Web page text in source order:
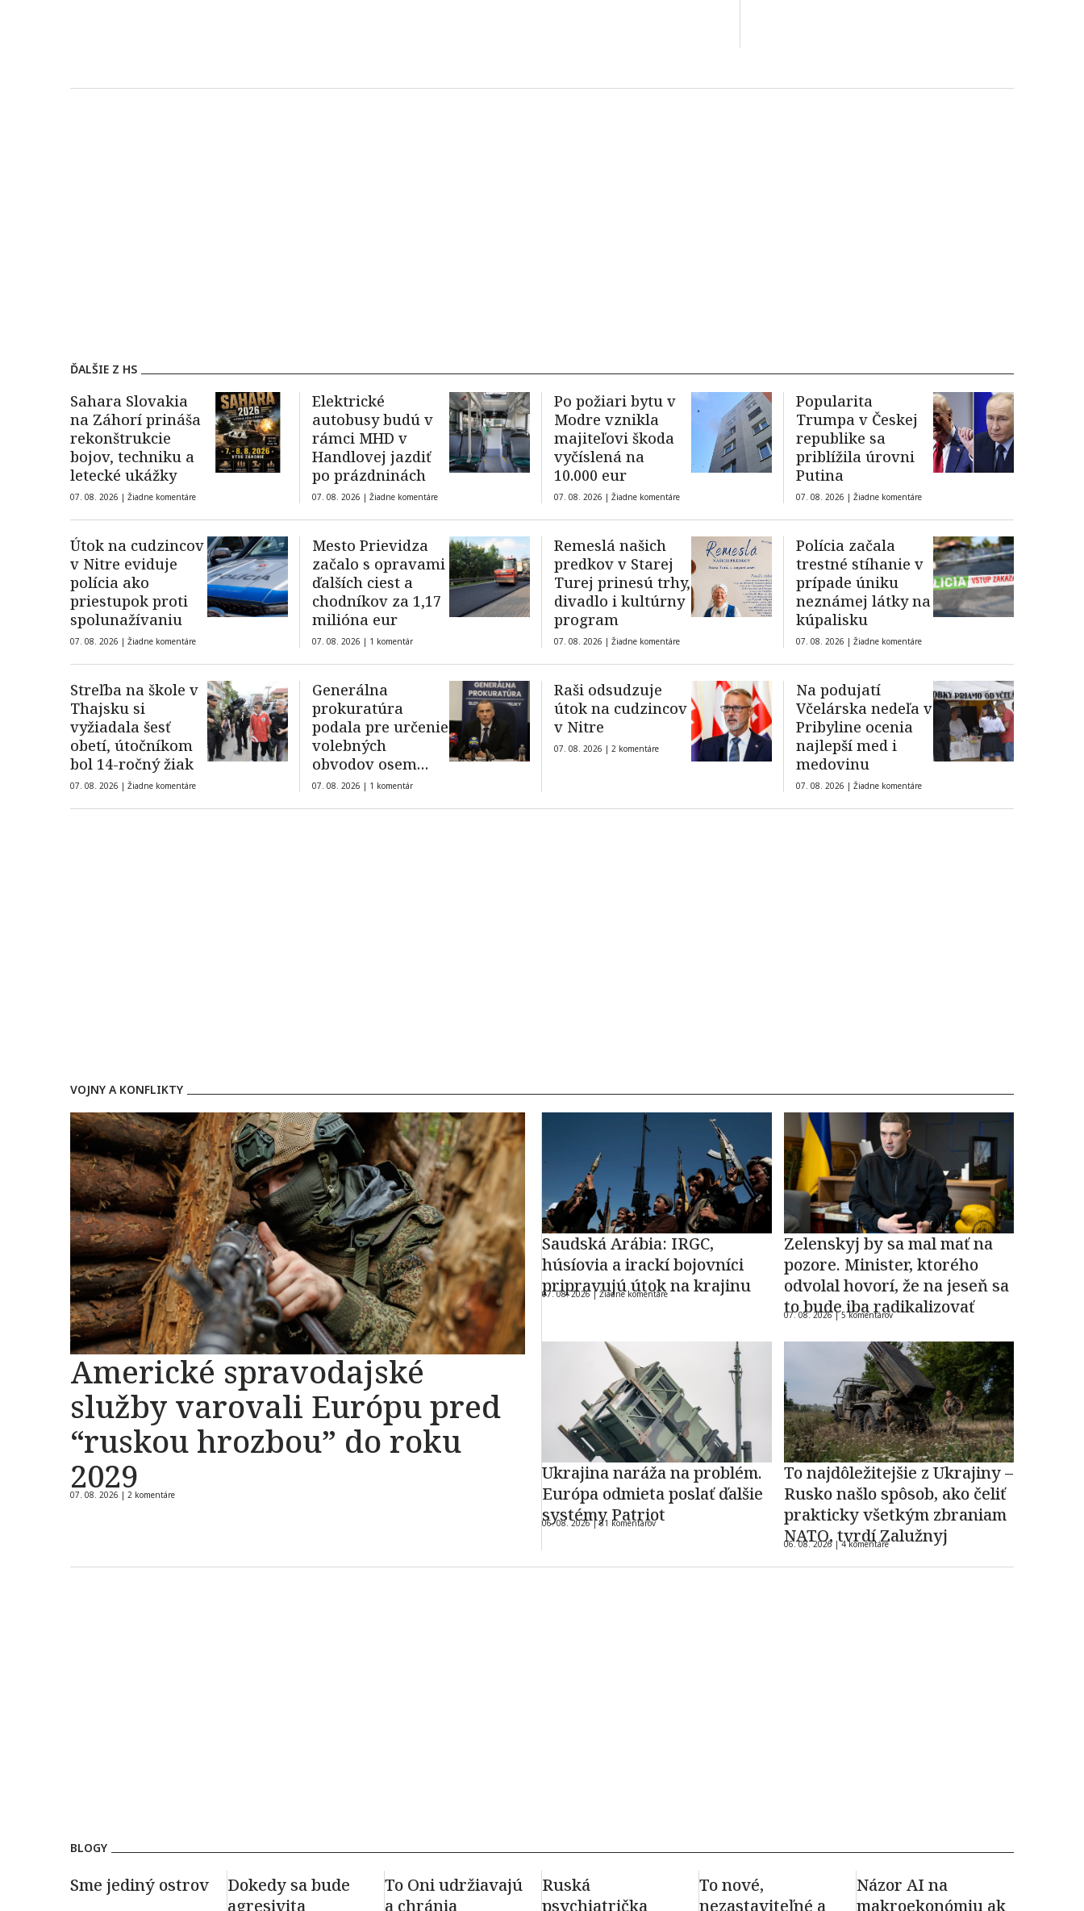
ĎALŠIE Z HS
Sahara Slovakia
na Záhorí prináša
rekonštrukcie
bojov, techniku a
letecké ukážky
07. 08. 2026 | Žiadne komentáre
Elektrické
autobusy budú v
rámci MHD v
Handlovej jazdiť
po prázdninách
07. 08. 2026 | Žiadne komentáre
Po požiari bytu v
Modre vznikla
majiteľovi škoda
vyčíslená na
10.000 eur
07. 08. 2026 | Žiadne komentáre
Popularita
Trumpa v Českej
republike sa
priblížila úrovni
Putina
07. 08. 2026 | Žiadne komentáre
Útok na cudzincov
v Nitre eviduje
polícia ako
priestupok proti
spolunažívaniu
07. 08. 2026 | Žiadne komentáre
Mesto Prievidza
začalo s opravami
ďalších ciest a
chodníkov za 1,17
milióna eur
07. 08. 2026 | 1 komentár
Remeslá našich
predkov v Starej
Turej prinesú trhy,
divadlo i kultúrny
program
07. 08. 2026 | Žiadne komentáre
Polícia začala
trestné stíhanie v
prípade úniku
neznámej látky na
kúpalisku
07. 08. 2026 | Žiadne komentáre
Streľba na škole v
Thajsku si
vyžiadala šesť
obetí, útočníkom
bol 14-ročný žiak
07. 08. 2026 | Žiadne komentáre
Generálna
prokuratúra
podala pre určenie
volebných
obvodov osem
protestov
07. 08. 2026 | 1 komentár
Raši odsudzuje
útok na cudzincov
v Nitre
07. 08. 2026 | 2 komentáre
Na podujatí
Včelárska nedeľa v
Pribyline ocenia
najlepší med i
medovinu
07. 08. 2026 | Žiadne komentáre
VOJNY A KONFLIKTY
Americké spravodajské
služby varovali Európu pred
“ruskou hrozbou” do roku
2029
07. 08. 2026 | 2 komentáre
Saudská Arábia: IRGC,
húsíovia a irackí bojovníci
pripravujú útok na krajinu
07. 08. 2026 |Žiadne komentáre
Zelenskyj by sa mal mať na
pozore. Minister, ktorého
odvolal hovorí, že na jeseň sa
to bude iba radikalizovať
07. 08. 2026 |5 komentárov
Ukrajina naráža na problém.
Európa odmieta poslať ďalšie
systémy Patriot
06. 08. 2026 |81 komentárov
To najdôležitejšie z Ukrajiny –
Rusko našlo spôsob, ako čeliť
prakticky všetkým zbraniam
NATO, tvrdí Zalužnyj
06. 08. 2026 |4 komentáre
BLOGY